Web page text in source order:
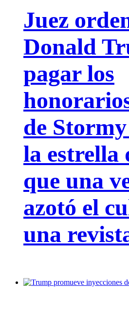
Juez
Donald
pagar los
de
la estrella
que una
azotó el
una